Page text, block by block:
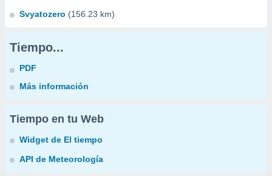
Svyatozero (156.23 km)
Tiempo...
PDF
Más información
Tiempo en tu Web
Widget de El tiempo
API de Meteorología